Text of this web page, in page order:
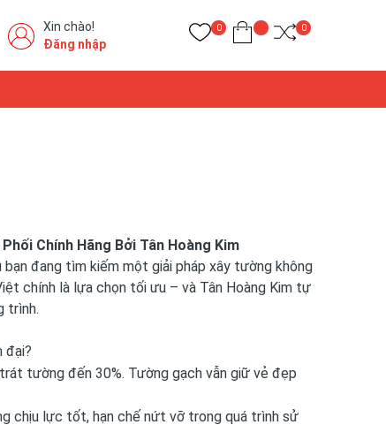
Xin chào!
Đăng nhập
0 0
Chính Hãng Bởi Tân Hoàng Kim
đang tìm kiếm một giải pháp xây tường không
chính là lựa chọn tối ưu – và Tân Hoàng Kim tự
trình.
đại?
tường đến 30%. Tường gạch vẫn giữ vẻ đẹp
chịu lực tốt, hạn chế nứt vỡ trong quá trình sử